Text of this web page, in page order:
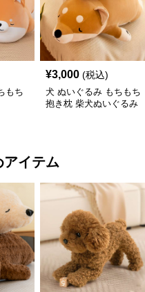
もち
¥3,000 (税込)
犬 ぬいぐるみ もちもち
抱き枕 柴犬ぬいぐるみ
アイテム